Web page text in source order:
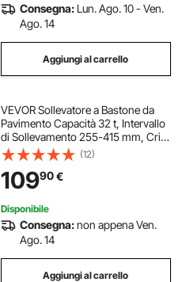
Consegna: Lun. Ago. 10 - Ven.
Ago. 14
Aggiungi al carrello
VEVOR Sollevatore a Bastone da
Pavimento Capacità 32 t, Intervallo
di Sollevamento 255-415 mm, Cric
a Bottiglia Saldato per Impieghi
Gravosi Pneumatico o Manuale con
Pompa per SUV, Camion
(12)
10990€
Disponibile
Consegna:non appena Ven.
Ago. 14
Aggiungi al carrello